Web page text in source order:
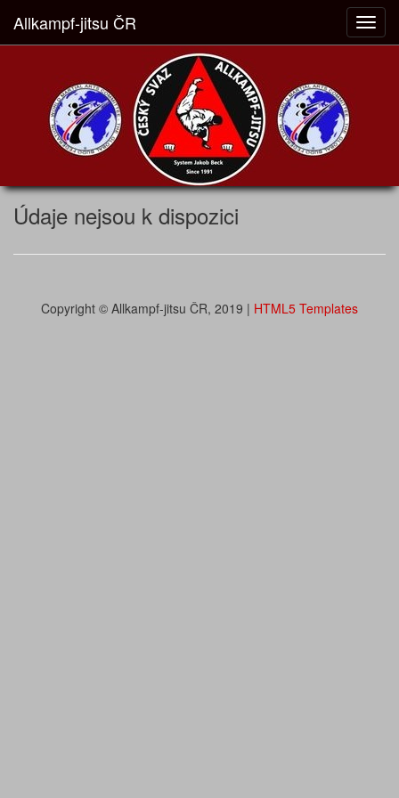
Allkampf-jitsu ČR
Údaje nejsou k dispozici
Copyright © Allkampf-jitsu ČR, 2019 | HTML5 Templates